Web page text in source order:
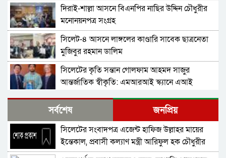
দিরাই-শাল্লা আসনে বিএনপির নাছির উদ্দিন চৌধুরীর
মনোনয়নপত্র সংগ্রহ
সিলেট-৪ আসনে লাঙ্গলের কাণ্ডারি সাবেক ছাত্রনেতা
মুজিবুর রহমান ডালিম
সিলেটের কৃতি সন্তান গোলফাম আহমদ সাজুর
আন্তর্জাতিক স্বীকৃতি: এমআরআই স্ক্যানে এআই
দিরাইয়ে নাছির চৌধুরী’র পক্ষে ৩১ দফার লিফলেট
বিতরণ
কোম্পানীগঞ্জে বিএনপির ‘রাষ্ট্র কাঠামো মেরামত’ ৩১
দফার লিফলেট বিতরণ ও গণসংযোগ
সর্বশেষ জনপ্রিয়
সিলেটের সংবাদপত্র এজেন্ট হাফিজ উল্লাহর মায়ের
ইন্তেকাল, প্রবাসী কল্যাণ মন্ত্রী আরিফুল হক চৌধুরীর
শোক